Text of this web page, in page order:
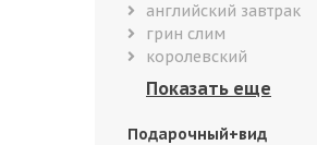
английский завтрак
грин слим
королевский
Подарочный+вид